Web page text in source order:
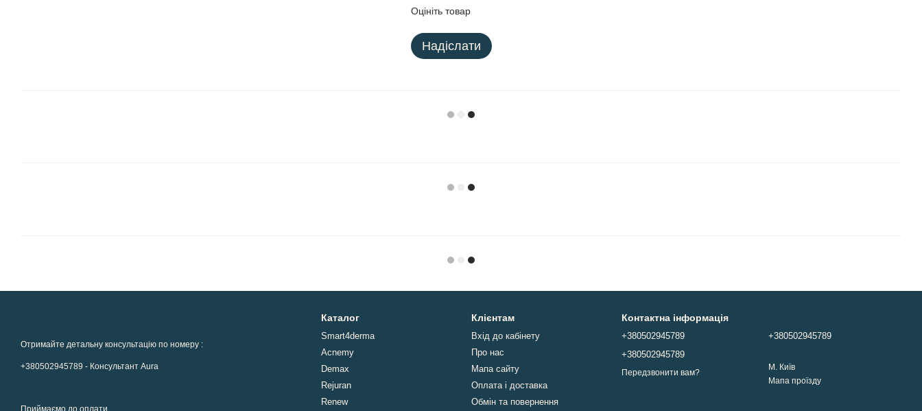
Оцініть товар
Надіслати
Отримайте детальну консультацію по номеру :
+380502945789 - Консультант Aura
Приймаємо до оплати
Каталог
Smart4derma
Acnemy
Demax
Rejuran
Renew
Клієнтам
Вхід до кабінету
Про нас
Мапа сайту
Оплата і доставка
Обмін та повернення
Контактна інформація
+380502945789
+380502945789
Передзвонити вам?
+380502945789
М. Київ
Мапа проїзду